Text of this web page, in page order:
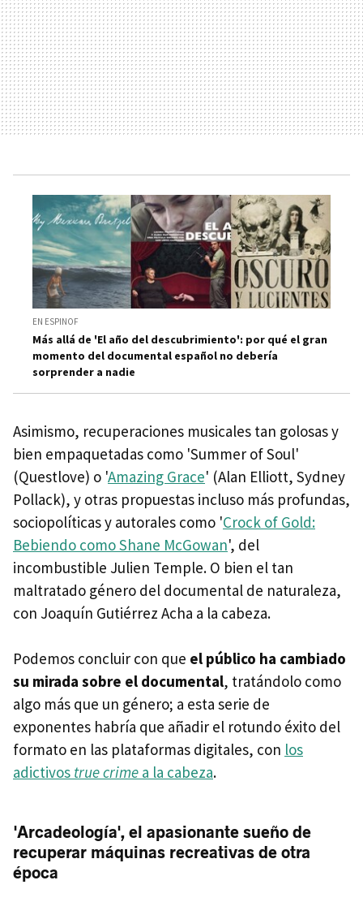
EN ESPINOF
Más allá de 'El año del descubrimiento': por qué el gran
momento del documental español no debería
sorprender a nadie
Asimismo, recuperaciones musicales tan golosas y
bien empaquetadas como 'Summer of Soul'
(Questlove) o 'Amazing Grace' (Alan Elliott, Sydney
Pollack), y otras propuestas incluso más profundas,
sociopolíticas y autorales como 'Crock of Gold:
Bebiendo como Shane McGowan', del
incombustible Julien Temple. O bien el tan
maltratado género del documental de naturaleza,
con Joaquín Gutiérrez Acha a la cabeza.
Podemos concluir con que el público ha cambiado
su mirada sobre el documental, tratándolo como
algo más que un género; a esta serie de
exponentes habría que añadir el rotundo éxito del
formato en las plataformas digitales, con los
adictivos true crime a la cabeza.
'Arcadeología', el apasionante sueño de
recuperar máquinas recreativas de otra
época